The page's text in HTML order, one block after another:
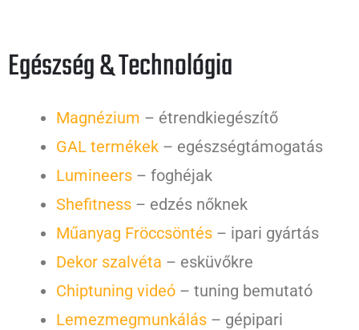
Egészség & Technológia
Magnézium – étrendkiegészítő
GAL termékek – egészségtámogatás
Lumineers – foghéjak
Shefitness – edzés nőknek
Műanyag Fröccsöntés – ipari gyártás
Dekor szalvéta – esküvőkre
Chiptuning videó – tuning bemutató
Lemezmegmunkálás – gépipari